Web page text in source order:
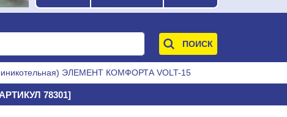
ЭЛЕМЕНТ КОМФОРТА VOLT-15
78301]